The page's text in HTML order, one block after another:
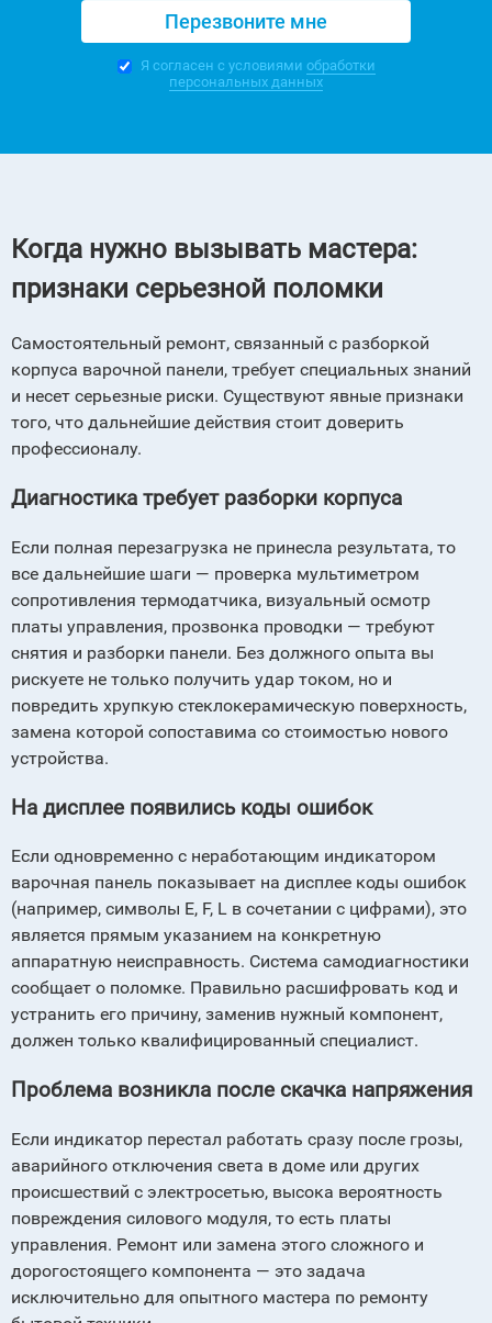
Я согласен с условиями обработки
персональных данных
Когда нужно вызывать мастера:
признаки серьезной поломки
Самостоятельный ремонт, связанный с разборкой
корпуса варочной панели, требует специальных знаний
и несет серьезные риски. Существуют явные признаки
того, что дальнейшие действия стоит доверить
профессионалу.
Диагностика требует разборки корпуса
Если полная перезагрузка не принесла результата, то
все дальнейшие шаги — проверка мультиметром
сопротивления термодатчика, визуальный осмотр
платы управления, прозвонка проводки — требуют
снятия и разборки панели. Без должного опыта вы
рискуете не только получить удар током, но и
повредить хрупкую стеклокерамическую поверхность,
замена которой сопоставима со стоимостью нового
устройства.
На дисплее появились коды ошибок
Если одновременно с неработающим индикатором
варочная панель показывает на дисплее коды ошибок
(например, символы E, F, L в сочетании с цифрами), это
является прямым указанием на конкретную
аппаратную неисправность. Система самодиагностики
сообщает о поломке. Правильно расшифровать код и
устранить его причину, заменив нужный компонент,
должен только квалифицированный специалист.
Проблема возникла после скачка напряжения
Если индикатор перестал работать сразу после грозы,
аварийного отключения света в доме или других
происшествий с электросетью, высока вероятность
повреждения силового модуля, то есть платы
управления. Ремонт или замена этого сложного и
дорогостоящего компонента — это задача
исключительно для опытного мастера по ремонту